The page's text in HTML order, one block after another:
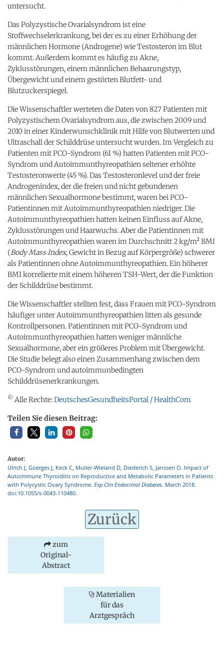
untersucht.
Das Polyzystische Ovarialsyndrom ist eine
Stoffwechselerkrankung, bei der es zu einer Erhöhung der
männlichen Hormone (Androgene) wie Testosteron im Blut
kommt. Außerdem kommt es häufig zu Akne,
Zyklusstörungen, einem männlichen Behaarungstyp,
Übergewicht und einem gestörten Blutfett- und
Blutzuckerspiegel.
Die Wissenschaftler werteten die Daten von 827 Patienten mit
Polyzystischem Ovarialsyndrom aus, die zwischen 2009 und
2010 in einer Kinderwunschklinik mit Hilfe von Blutwerten und
Ultraschall der Schilddrüse untersucht wurden. Im Vergleich zu
Patienten mit PCO-Syndrom (61 %) hatten Patienten mit PCO-
Syndrom und Autoimmunthyreopathien seltener erhöhte
Testosteronwerte (45 %). Das Testosteronlevel und der freie
Androgenindex, der die freien und nicht gebundenen
männlichen Sexualhormone bestimmt, waren bei PCO-
Patientinnen mit Autoimmunthyreopathien niedriger. Die
Autoimmunthyreopathien hatten keinen Einfluss auf Akne,
Zyklusstörungen und Haarwuchs. Aber die Patientinnen mit
Autoimmunthyreopathien waren im Durchschnitt 2 kg/m² BMI
(Body Mass Index, Gewicht in Bezug auf Körpergröße) schwerer
als Patientinnen ohne Autoimmunthyreopathien. Ein höherer
BMI korrelierte mit einem höheren TSH-Wert, der die Funktion
der Schilddrüse bestimmt.
Die Wissenschaftler stellten fest, dass Frauen mit PCO-Syndrom
häufiger unter Autoimmunthyreopathien litten als gesunde
Kontrollpersonen. Patientinnen mit PCO-Syndrom und
Autoimmunthyreopathien hatten weniger männliche
Sexualhormone, aber ein größeres Problem mit Übergewicht.
Die Studie belegt also einen Zusammenhang zwischen dem
PCO-Syndrom und autoimmunbedingten
Schilddrüsenerkrankungen.
© Alle Rechte:DeutschesGesundheitsPortal / HealthCom
Teilen Sie diesen Beitrag:
Autor:
Ulrich J, Goerges J, Keck C, Muller-Wieland D, Diederich S, Janssen O. Impact of
Autoimmune Thyroiditis on Reproductive and Metabolic Parameters in Patients
with Polycystic Ovary Syndrome. Exp Clin Endocrinol Diabetes. March 2018.
doi:10.1055/s-0043-110480.
Zurück
zum
Original-
Abstract
Materialien
für das
Arztgespräch